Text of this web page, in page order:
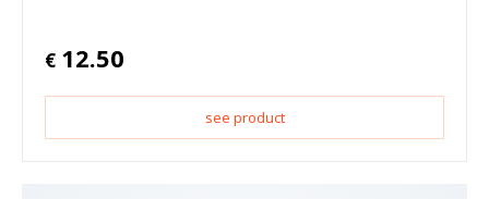
€ 12.50
see product